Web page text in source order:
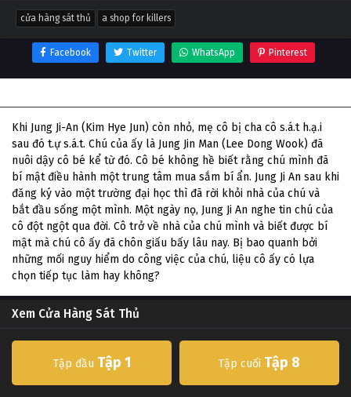
cửa hàng sát thủ a shop for killers
Facebook Twitter WhatsApp Pinterest
Khi Jung Ji-An (Kim Hye Jun) còn nhỏ, mẹ cô bị cha cô s.á.t h.ạ.i
sau đó t.ự s.á.t. Chú của ấy là Jung Jin Man (Lee Dong Wook) đã
nuôi dậy cô bé kể từ đó. Cô bé không hề biết rằng chú mình đã
bí mật điều hành một trung tâm mua sắm bí ẩn. Jung Ji An sau khi
đăng ký vào một trường đại học thì đã rời khỏi nhà của chú và
bắt đầu sống một mình. Một ngày nọ, Jung Ji An nghe tin chú của
cô đột ngột qua đời. Cô trở về nhà của chú mình và biết được bí
mật mà chú cô ấy đã chôn giấu bấy lâu nay. Bị bao quanh bởi
những mối nguy hiểm do công việc của chú, liệu cô ấy có lựa
chọn tiếp tục làm hay không?
Xem Cửa Hàng Sát Thủ
Tập đầu Tập 1 Tập cuối Tập 8